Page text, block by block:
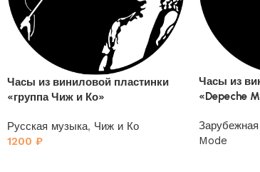
Часы из виниловой пластинки
«группа Чиж и Ко»
Русская музыка, Чиж и Ко
1200 ₽
Часы из
«Depeche
Mode